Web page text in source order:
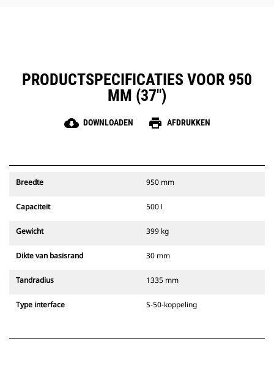
PRODUCTSPECIFICATIES VOOR 950
MM (37")
cloud_download DOWNLOADEN print AFDRUKKEN
Breedte 950 mm
Capaciteit 500 l
Gewicht 399 kg
Dikte van basisrand 30 mm
Tandradius 1335 mm
Type interface S-50-koppeling